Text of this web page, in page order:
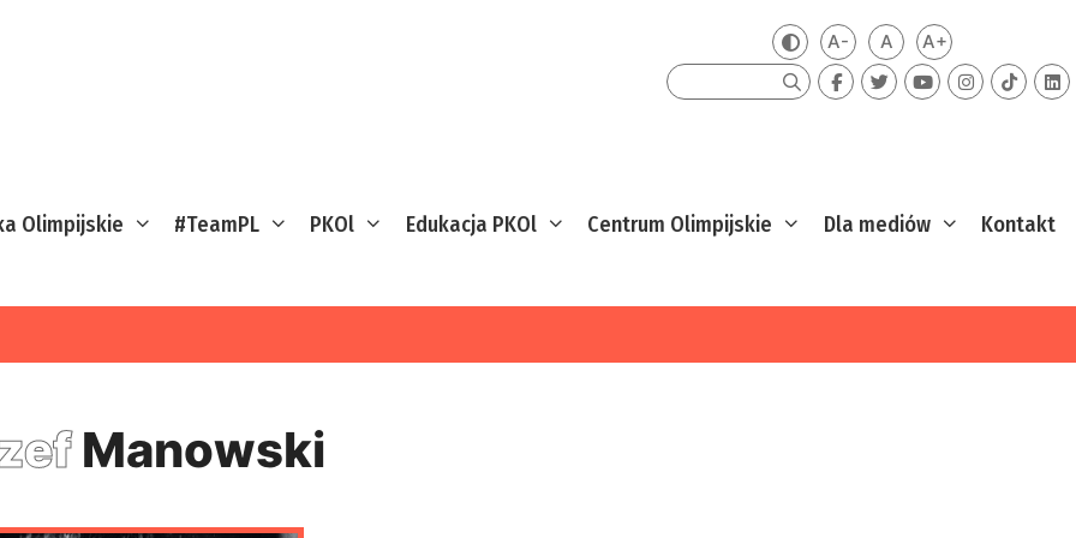
Zmień kontrast
A-Mniejsza czcionka
ADomyślna czcionka
A+Większa
Szukaj
Olimpijskie #TeamPL PKOl Edukacja PKOl Centrum Olimpijskie Dla mediów Kontakt
Manowski